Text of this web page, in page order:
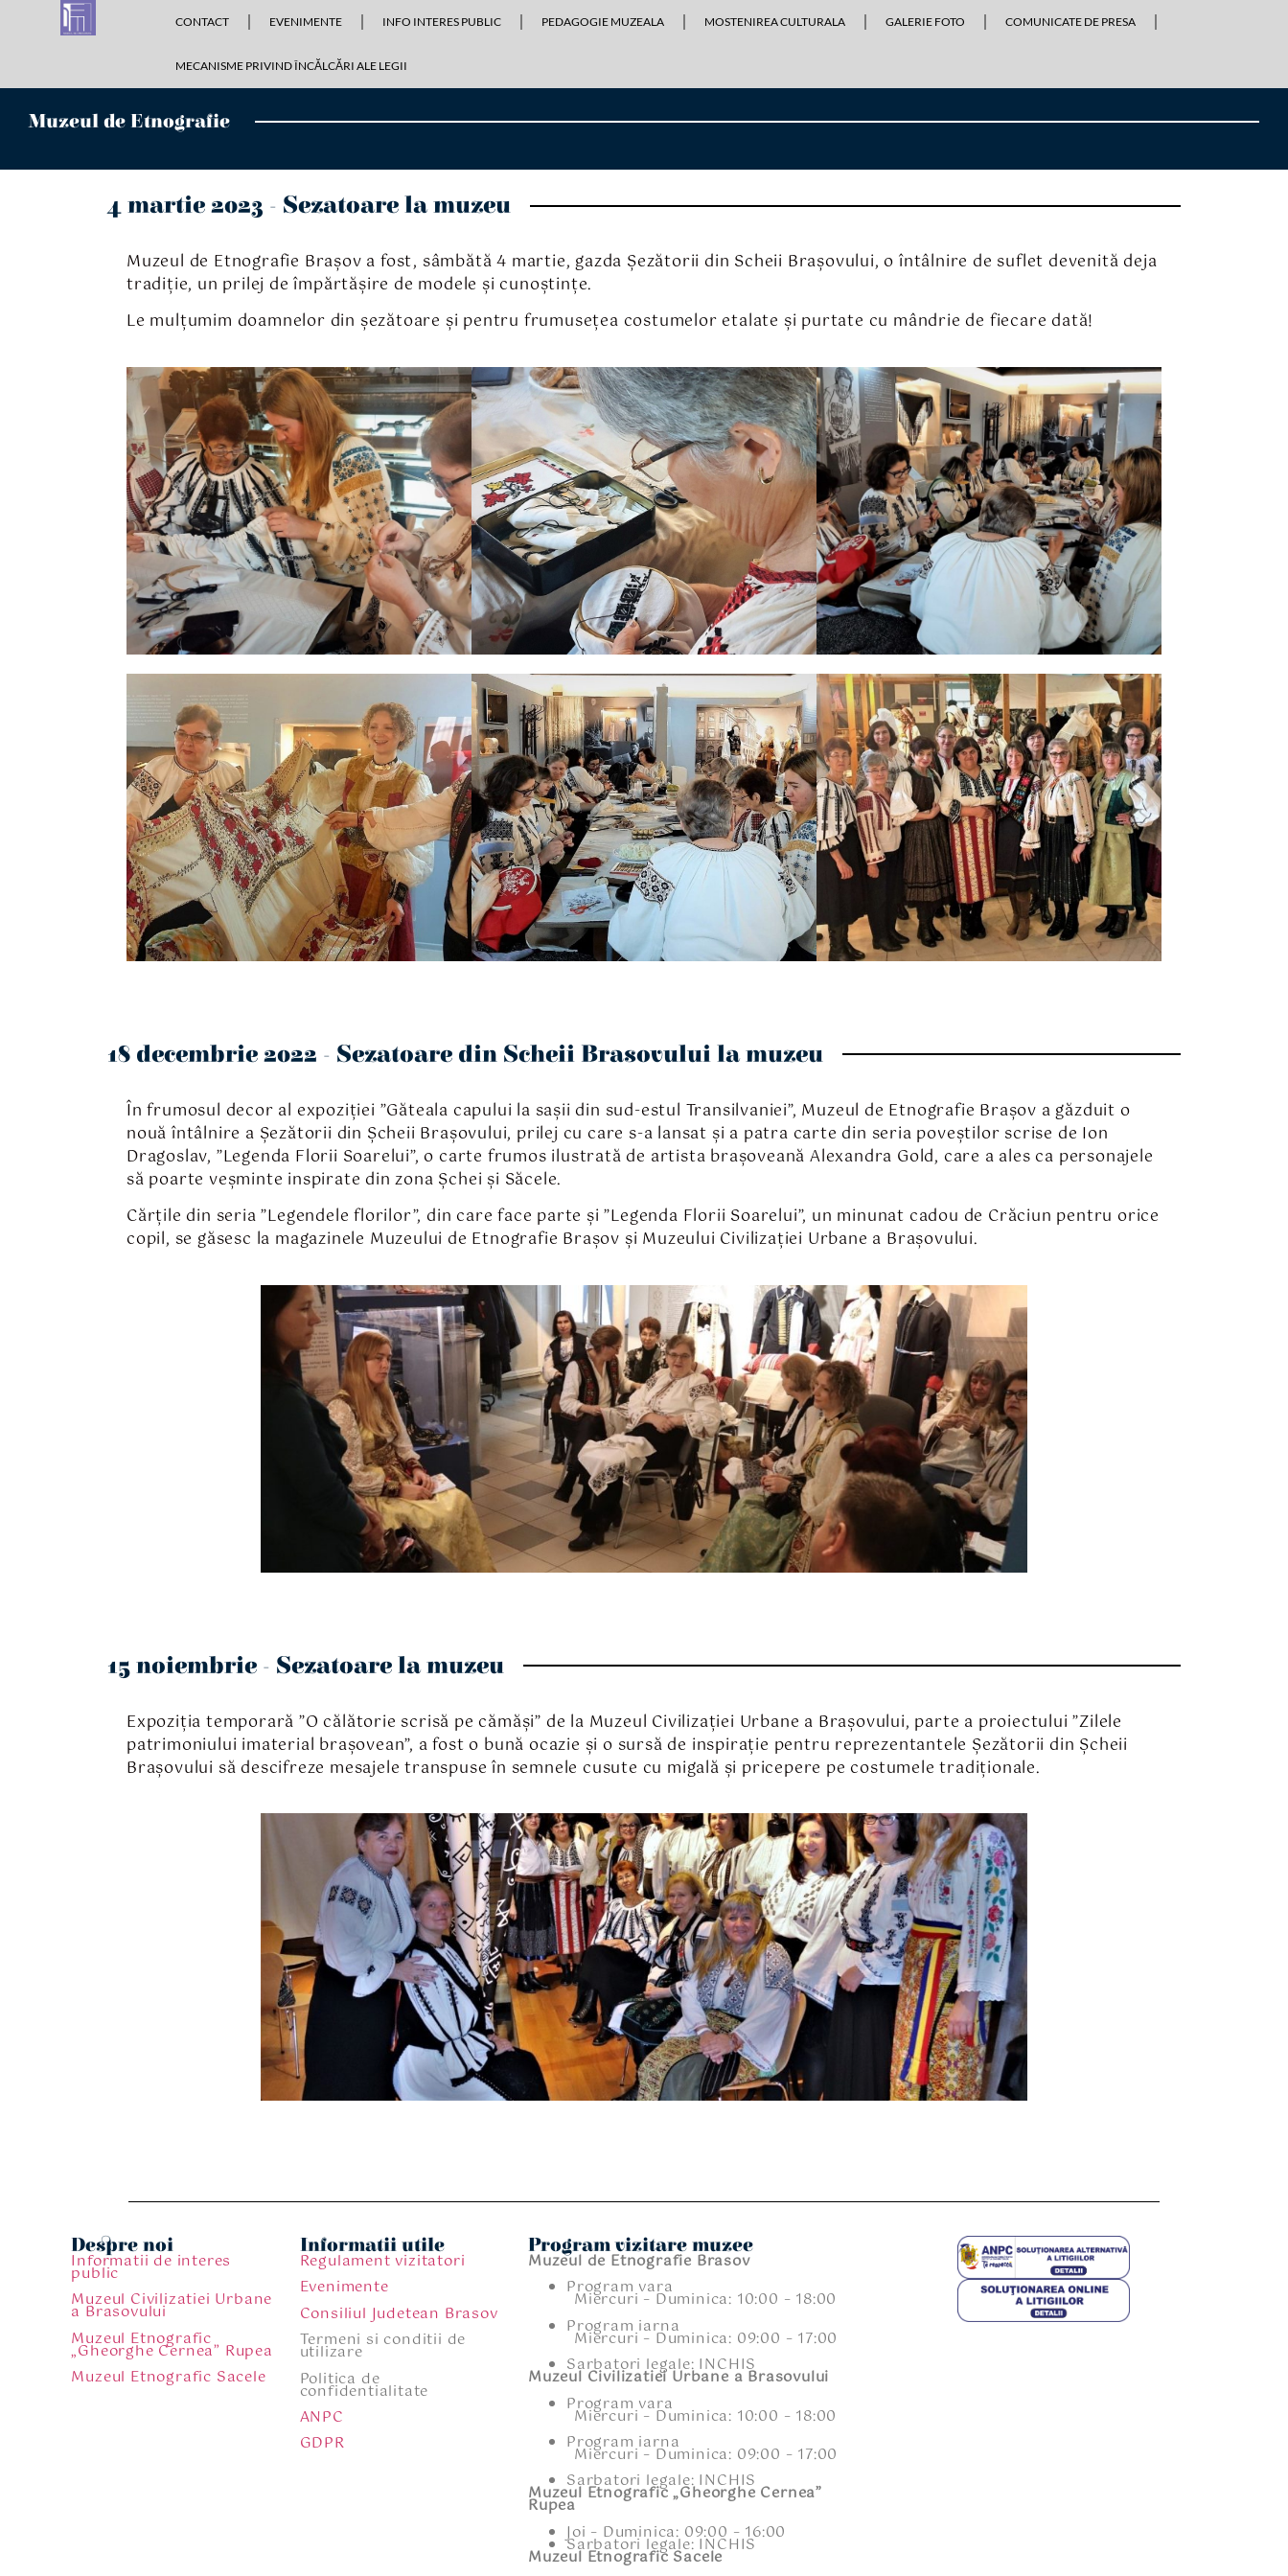
CONTACT EVENIMENTE INFO INTERES PUBLIC PEDAGOGIE MUZEALA MOSTENIREA CULTURALA GALERIE FOTO COMUNICATE DE PRESA
MECANISME PRIVIND ÎNCĂLCĂRI ALE LEGII
Muzeul de Etnografie
4 martie 2023 - Sezatoare la muzeu
Muzeul de Etnografie Brașov a fost, sâmbătă 4 martie, gazda Șezătorii din Scheii Brașovului, o întâlnire de suflet devenită deja
tradiție, un prilej de împărtășire de modele și cunoștințe.
Le mulțumim doamnelor din șezătoare și pentru frumusețea costumelor etalate și purtate cu mândrie de fiecare dată!
18 decembrie 2022 - Sezatoare din Scheii Brasovului la muzeu
În frumosul decor al expoziției ”Găteala capului la sașii din sud-estul Transilvaniei”, Muzeul de Etnografie Brașov a găzduit o
nouă întâlnire a Șezătorii din Șcheii Brașovului, prilej cu care s-a lansat și a patra carte din seria poveștilor scrise de Ion
Dragoslav, ”Legenda Florii Soarelui”, o carte frumos ilustrată de artista brașoveană Alexandra Gold, care a ales ca personajele
să poarte veșminte inspirate din zona Șchei și Săcele.
Cărțile din seria ”Legendele florilor”, din care face parte și ”Legenda Florii Soarelui”, un minunat cadou de Crăciun pentru orice
copil, se găsesc la magazinele Muzeului de Etnografie Brașov și Muzeului Civilizației Urbane a Brașovului.
15 noiembrie - Sezatoare la muzeu
Expoziția temporară ”O călătorie scrisă pe cămăși” de la Muzeul Civilizației Urbane a Brașovului, parte a proiectului ”Zilele
patrimoniului imaterial brașovean”, a fost o bună ocazie și o sursă de inspirație pentru reprezentantele Șezătorii din Șcheii
Brașovului să descifreze mesajele transpuse în semnele cusute cu migală și pricepere pe costumele tradiționale.
Despre noi
Informatii de interes
public
Muzeul Civilizatiei Urbane
a Brasovului
Muzeul Etnografic
„Gheorghe Cernea” Rupea
Muzeul Etnografic Sacele
Informatii utile
Regulament vizitatori
Evenimente
Consiliul Judetean Brasov
Termeni si conditii de
utilizare
Politica de
confidentialitate
ANPC
GDPR
Program vizitare muzee
Muzeul de Etnografie Brasov
Program vara
Miercuri – Duminica: 10:00 – 18:00
Program iarna
Miercuri – Duminica: 09:00 – 17:00
Sarbatori legale: INCHIS
Muzeul Civilizatiei Urbane a Brasovului
Program vara
Miercuri – Duminica: 10:00 – 18:00
Program iarna
Miercuri – Duminica: 09:00 – 17:00
Sarbatori legale: INCHIS
Muzeul Etnografic „Gheorghe Cernea”
Rupea
Joi – Duminica: 09:00 – 16:00
Sarbatori legale: INCHIS
Muzeul Etnografic Sacele